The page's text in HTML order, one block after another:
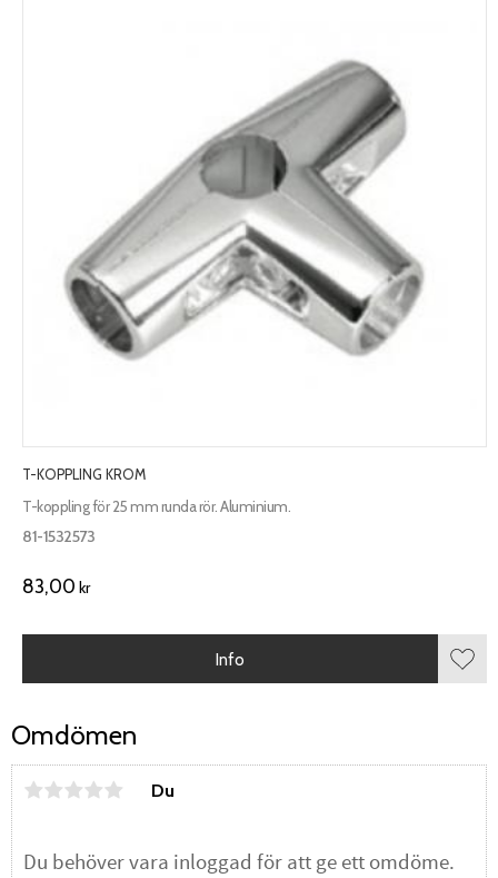
Omdömen
Du
T-KOPPLING KROM
T-koppling för 25 mm runda rör. Aluminium.
81-1532573
83,00 kr
Info